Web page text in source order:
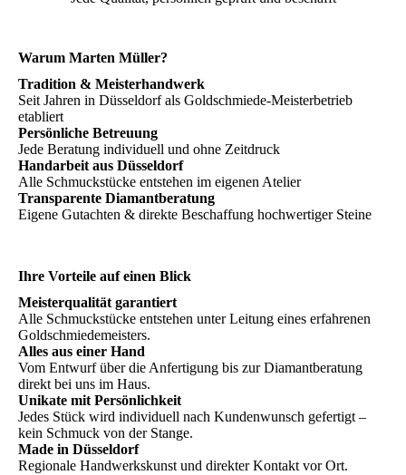
Warum Marten Müller?
Tradition & Meisterhandwerk
Seit Jahren in Düsseldorf als Goldschmiede-Meisterbetrieb
etabliert
Persönliche Betreuung
Jede Beratung individuell und ohne Zeitdruck
Handarbeit aus Düsseldorf
Alle Schmuckstücke entstehen im eigenen Atelier
Transparente Diamantberatung
Eigene Gutachten & direkte Beschaffung hochwertiger Steine
Ihre Vorteile auf einen Blick
Meisterqualität garantiert
Alle Schmuckstücke entstehen unter Leitung eines erfahrenen
Goldschmiedemeisters.
Alles aus einer Hand
Vom Entwurf über die Anfertigung bis zur Diamantberatung
direkt bei uns im Haus.
Unikate mit Persönlichkeit
Jedes Stück wird individuell nach Kundenwunsch gefertigt –
kein Schmuck von der Stange.
Made in Düsseldorf
Regionale Handwerkskunst und direkter Kontakt vor Ort.